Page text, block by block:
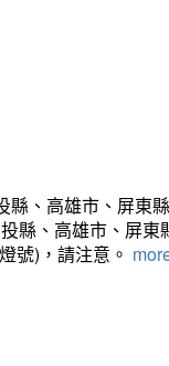
縣、高雄市、屏東
縣、高雄市、屏
號)，請注意。